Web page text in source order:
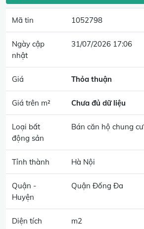
Mã tin 1052798
Ngày cập
nhật
31/07/2026 17:06
Giá Thỏa thuận
Giá trên m² Chưa đủ dữ liệu
Loại bất
động sản
Bán căn hộ chung cư
Tỉnh thành Hà Nội
Quận -
Huyện
Quận Đống Đa
Diện tích m2